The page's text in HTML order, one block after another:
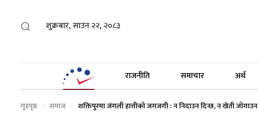
शुक्रबार, साउन २२, २०८३
राजनीति समाचार अर्थ
गृहपृष्ठ समाज शक्तिपुरमा जंगली हात्तीको जगजगी : न निदाउन दिन्छ, न खेती जोगाउन